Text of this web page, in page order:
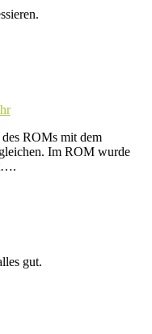
ROMs mit dem
Im ROM wurde
gut.